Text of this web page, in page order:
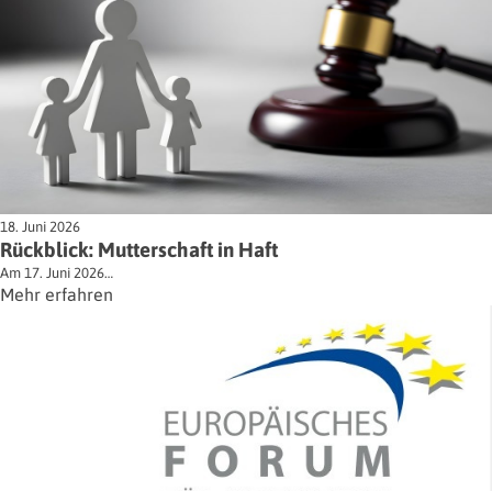
18. Juni 2026
Rückblick: Mutterschaft in Haft
Am 17. Juni 2026…
Mehr erfahren